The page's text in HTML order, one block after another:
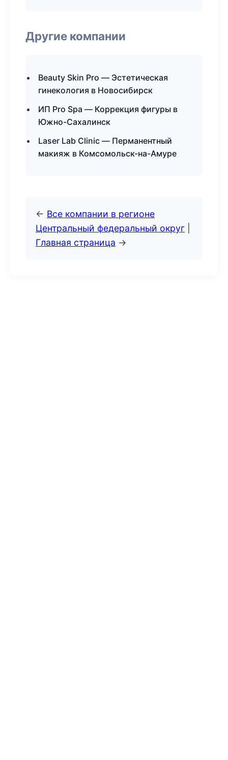
Другие компании
Beauty Skin Pro — Эстетическая
гинекология в Новосибирск
ИП Pro Spa — Коррекция фигуры в
Южно-Сахалинск
Laser Lab Clinic — Перманентный
макияж в Комсомольск-на-Амуре
← Все компании в регионе
Центральный федеральный округ
Главная страница →